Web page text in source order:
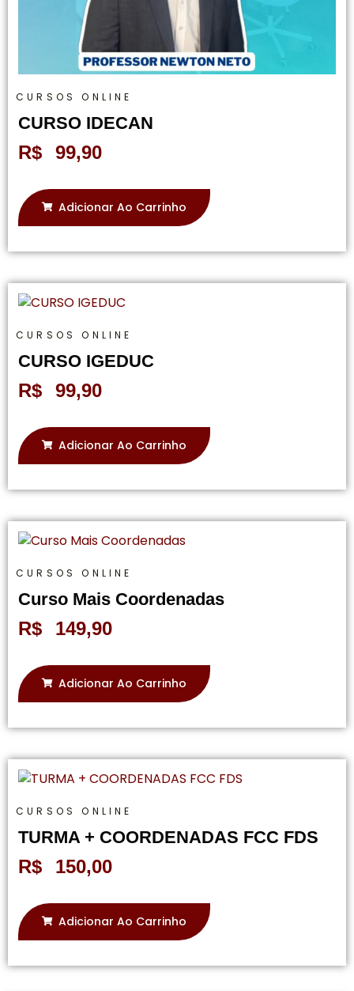
CURSOS ONLINE
CURSO IDECAN
R$ 99,90
Adicionar Ao Carrinho
CURSOS ONLINE
CURSO IGEDUC
R$ 99,90
Adicionar Ao Carrinho
CURSOS ONLINE
Curso Mais Coordenadas
R$ 149,90
Adicionar Ao Carrinho
CURSOS ONLINE
TURMA + COORDENADAS FCC FDS
R$ 150,00
Adicionar Ao Carrinho